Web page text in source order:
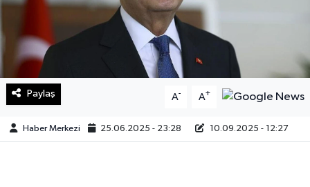
Paylaş A- A+
Haber Merkezi 25.06.2025 - 23:28 10.09.2025 - 12:27